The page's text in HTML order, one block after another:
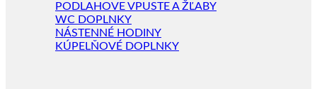
PODLAHOVE VPUSTE A ŽĽABY
WC DOPLNKY
NÁSTENNÉ HODINY
KÚPELŇOVÉ DOPLNKY